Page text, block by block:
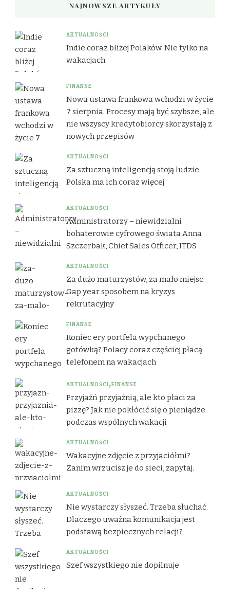
NAJNOWSZE ARTYKUŁY
AKTUALNOŚCI
Indie coraz bliżej Polaków. Nie tylko na
wakacjach
FINANSE
Nowa ustawa frankowa wchodzi w życie
7 sierpnia. Procesy mają być szybsze, ale
nie wszyscy kredytobiorcy skorzystają z
nowych przepisów
AKTUALNOŚCI
Za sztuczną inteligencją stoją ludzie.
Polska ma ich coraz więcej
AKTUALNOŚCI
Administratorzy – niewidzialni
bohaterowie cyfrowego świata Anna
Szczerbak, Chief Sales Officer, ITDS
AKTUALNOŚCI
Za dużo maturzystów, za mało miejsc.
Gap year sposobem na kryzys
rekrutacyjny
FINANSE
Koniec ery portfela wypchanego
gotówką? Polacy coraz częściej płacą
telefonem na wakacjach
AKTUALNOŚCI FINANSE
Przyjaźń przyjaźnią, ale kto płaci za
pizzę? Jak nie pokłócić się o pieniądze
podczas wspólnych wakacji
AKTUALNOŚCI
Wakacyjne zdjęcie z przyjaciółmi?
Zanim wrzucisz je do sieci, zapytaj.
AKTUALNOŚCI
Nie wystarczy słyszeć. Trzeba słuchać.
Dlaczego uważna komunikacja jest
podstawą bezpiecznych relacji?
AKTUALNOŚCI
Szef wszystkiego nie dopilnuje